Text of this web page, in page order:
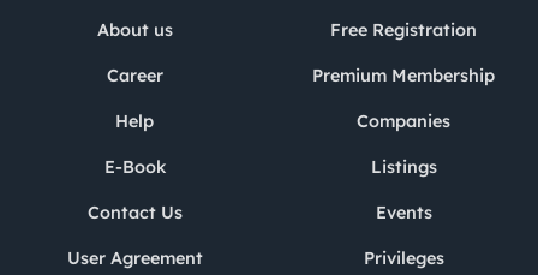
About us
Career
Help
E-Book
Contact Us
User Agreement
Free Registration
Premium Membership
Companies
Listings
Events
Privileges